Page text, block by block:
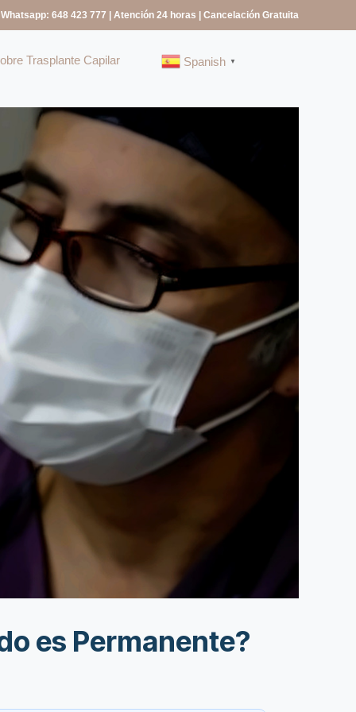
648 423 777 | Atención 24 horas | Cancelación Gratuita
Trasplante Capilar Spanish ▼
es Permanente?